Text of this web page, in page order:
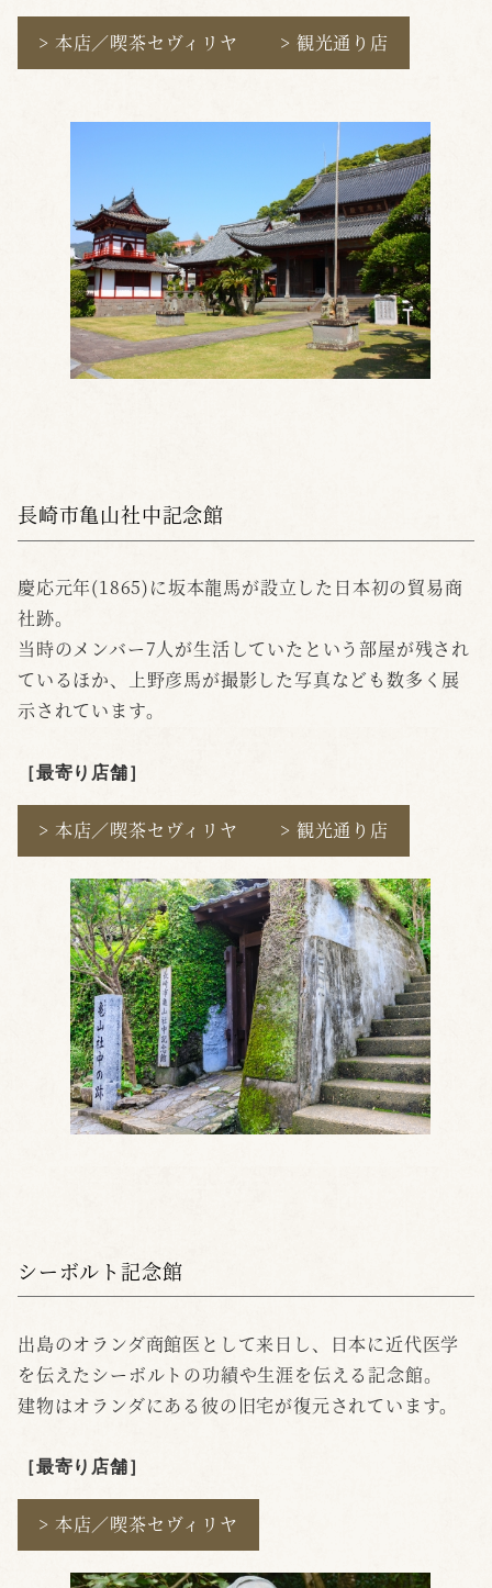
> 本店／喫茶セヴィリヤ > 観光通り店
長崎市亀山社中記念館
慶応元年(1865)に坂本龍馬が設立した日本初の貿易商
社跡。
当時のメンバー7人が生活していたという部屋が残され
ているほか、上野彦馬が撮影した写真なども数多く展
示されています。
［最寄り店舗］
> 本店／喫茶セヴィリヤ > 観光通り店
シーボルト記念館
出島のオランダ商館医として来日し、日本に近代医学
を伝えたシーボルトの功績や生涯を伝える記念館。
建物はオランダにある彼の旧宅が復元されています。
［最寄り店舗］
> 本店／喫茶セヴィリヤ